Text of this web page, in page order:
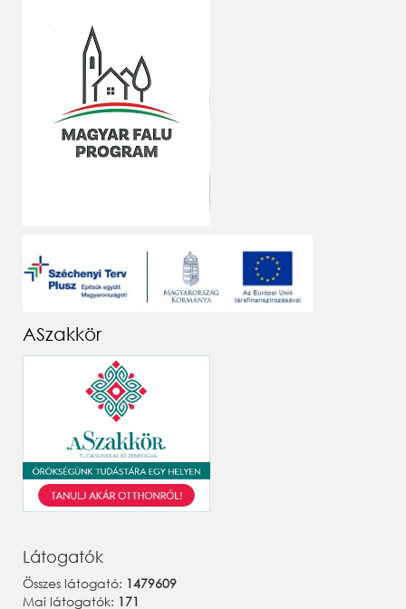
ASzakkör
Látogatók
Összes látogató: 1479609
Mai látogatók: 171